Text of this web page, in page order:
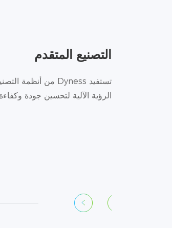
التصنيع المتقدم
الرؤية الآلية لتحسين جودة
الفحص القائم على نظام
ورشة عمل